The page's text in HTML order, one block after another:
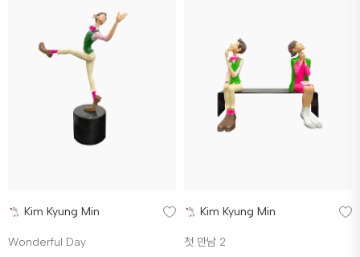
Kim Kyung Min
Wonderful Day
Kim Kyung Min
첫 만남 2